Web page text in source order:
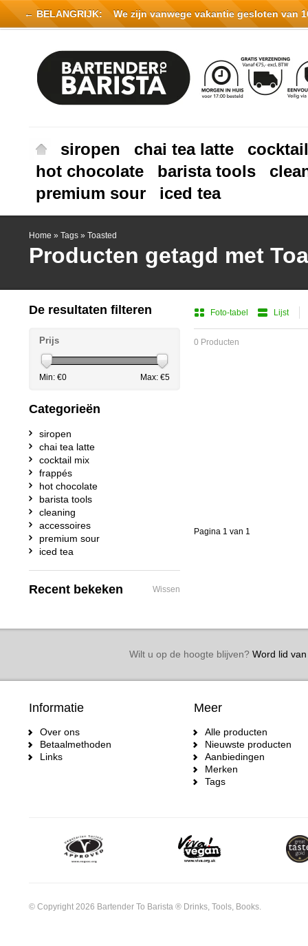
siropen chai tea latte
hot chocolate
barista tools
premium sour
iced tea
Home » Tags » Toasted
Producten getagd met
Foto-tabel Lijst
0 Producten
Pagina 1 van 1
De resultaten filteren
Prijs
Min: €0 Max: €5
Categorieën
siropen
chai tea latte
cocktail mix
frappés
hot chocolate
barista tools
cleaning
accessoires
premium sour
iced tea
Recent bekeken Wissen
Wilt u op de hoogte blijven?Word lid van
Informatie
Over ons
Betaalmethoden
Links
Meer
Alle producten
Nieuwste producten
Aanbiedingen
Merken
Tags
© Copyright 2026 Bartender To Barista ® Drinks, Tools, Books.
← BELANGRIJK: We zijn vanwege vakantie gesloten van